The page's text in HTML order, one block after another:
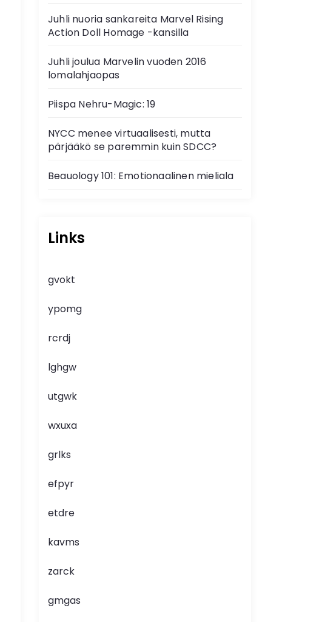
Juhli nuoria sankareita Marvel Rising
Action Doll Homage -kansilla
Juhli joulua Marvelin vuoden 2016
lomalahjaopas
Piispa Nehru-Magic: 19
NYCC menee virtuaalisesti, mutta
pärjääkö se paremmin kuin SDCC?
Beauology 101: Emotionaalinen mieliala
Links
gvokt
ypomg
rcrdj
lghgw
utgwk
wxuxa
grlks
efpyr
etdre
kavms
zarck
gmgas